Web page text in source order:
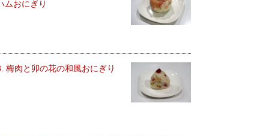
ムおにぎり
梅肉と卯の花の和風おにぎり